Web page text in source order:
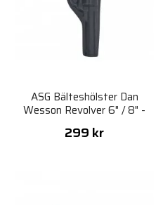
ASG Bälteshölster Dan
Wesson Revolver 6" / 8" -
Svart
299 kr